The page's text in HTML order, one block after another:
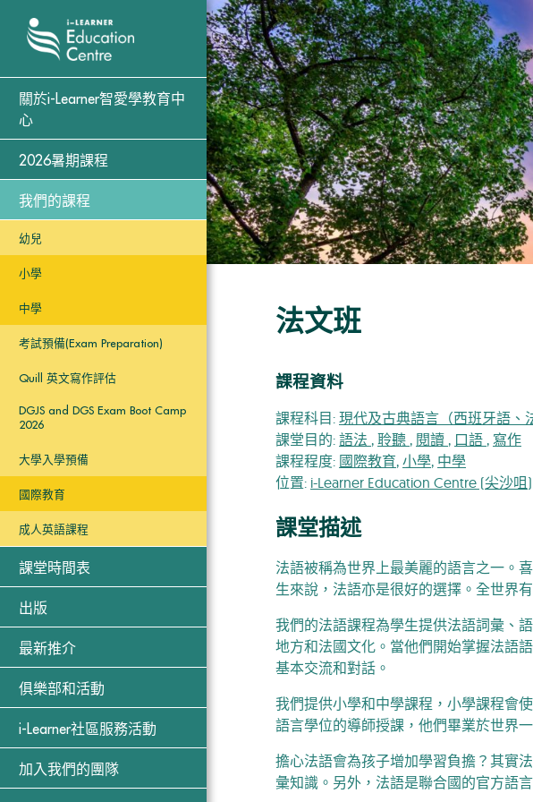
關於i-Learner智愛學教育中
心
2026暑期課程
我們的課程
幼兒
小學
中學
考試預備(Exam Preparation)
Quill 英文寫作評估
DGJS and DGS Exam Boot Camp
2026
大學入學預備
國際教育
成人英語課程
課堂時間表
出版
最新推介
俱樂部和活動
i-Learner社區服務活動
加入我們的團隊
法文班
課程資料
課程科目: 現代及古典語言（西班牙語、
課堂目的: 語法 , 聆聽 , 閱讀 , 口語 , 寫作
課程程度: 國際教育, 小學, 中學
位置: i-Learner Education Centre (尖沙咀)
課堂描述
法語被稱為世界上最美麗的語言之一。
生來說，法語亦是很好的選擇。全世界
我們的法語課程為學生提供法語詞彙、
地方和法國文化。當他們開始掌握法語
基本交流和對話。
我們提供小學和中學課程，小學課程會
語言學位的導師授課，他們畢業於世界
擔心法語會為孩子增加學習負擔？其實
彙知識。另外，法語是聯合國的官方語